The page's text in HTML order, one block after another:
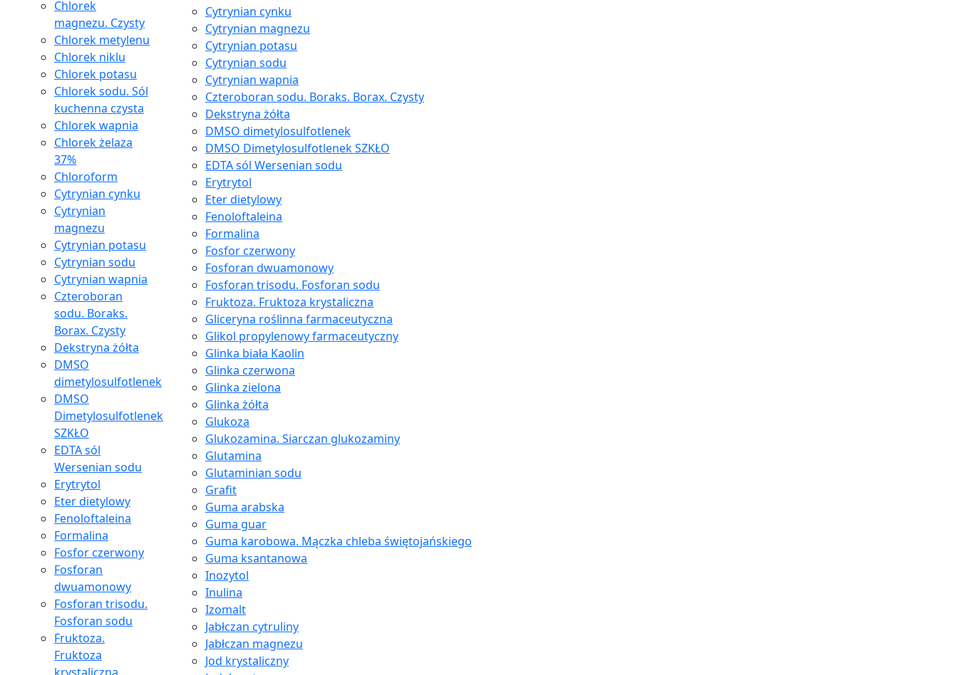
Chlorek
magnezu. Czysty
Chlorek metylenu
Chlorek niklu
Chlorek potasu
Chlorek sodu. Sól
kuchenna czysta
Chlorek wapnia
Chlorek żelaza
37%
Chloroform
Cytrynian cynku
Cytrynian
magnezu
Cytrynian potasu
Cytrynian sodu
Cytrynian wapnia
Czteroboran
sodu. Boraks.
Borax. Czysty
Dekstryna żółta
DMSO
dimetylosulfotlenek
DMSO
Dimetylosulfotlenek
SZKŁO
EDTA sól
Wersenian sodu
Erytrytol
Eter dietylowy
Fenoloftaleina
Formalina
Fosfor czerwony
Fosforan
dwuamonowy
Fosforan trisodu.
Fosforan sodu
Fruktoza.
Fruktoza
Cytrynian cynku
Cytrynian magnezu
Cytrynian potasu
Cytrynian sodu
Cytrynian wapnia
Czteroboran sodu. Boraks. Borax. Czysty
Dekstryna żółta
DMSO dimetylosulfotlenek
DMSO Dimetylosulfotlenek SZKŁO
EDTA sól Wersenian sodu
Erytrytol
Eter dietylowy
Fenoloftaleina
Formalina
Fosfor czerwony
Fosforan dwuamonowy
Fosforan trisodu. Fosforan sodu
Fruktoza. Fruktoza krystaliczna
Gliceryna roślinna farmaceutyczna
Glikol propylenowy farmaceutyczny
Glinka biała Kaolin
Glinka czerwona
Glinka zielona
Glinka żółta
Glukoza
Glukozamina. Siarczan glukozaminy
Glutamina
Glutaminian sodu
Grafit
Guma arabska
Guma guar
Guma karobowa. Mączka chleba świętojańskiego
Guma ksantanowa
Inozytol
Inulina
Izomalt
Jabłczan cytruliny
Jabłczan magnezu
Jod krystaliczny